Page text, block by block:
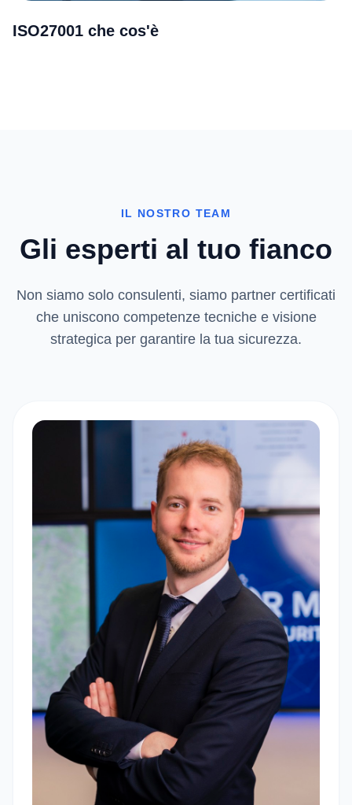
ISO27001 che cos'è
IL NOSTRO TEAM
Gli esperti al tuo fianco
Non siamo solo consulenti, siamo partner certificati
che uniscono competenze tecniche e visione
strategica per garantire la tua sicurezza.